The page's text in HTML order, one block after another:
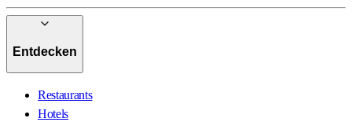
Entdecken
Restaurants
Hotels